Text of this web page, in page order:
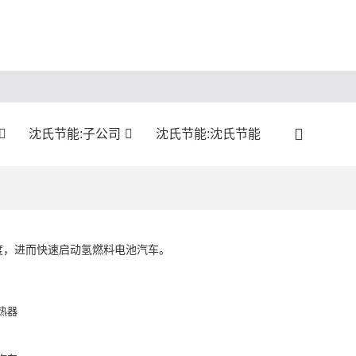
沈氏节能:子公司 沈氏节能:沈氏节能
进而快速启动氢燃料电池汽车。
器